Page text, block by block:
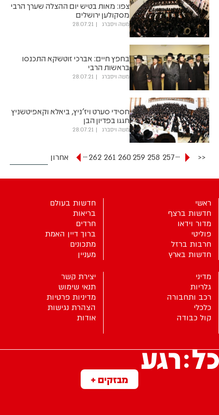
צפו: מאות בטיש יום ההצלה שערך הרבי
מסקולען ירושלים
משה ויסברג 28.07.21
בחפץ חיים: אברכי זוטשקא התכנסו
בראשות הרבי
משה ויסברג 28.07.21
חסידי סערט ויז'ניץ, ביאלא וקאפיטשניץ
חגגו בפדיון הבן
משה ויסברג 28.07.21
<<
...
257
258
259
260
261
262
... אחרון
מבזקים +
ראשי
חדשות ברצף
מדור וידאו
פוליטי
חרבות ברזל
חדשות בארץ
חדשות בעולם
בריאות
חרדים
ברוך דיין האמת
מתכונים
מעניין
מדיני
גלריות
רכב ותחבורה
כלכלי
קול כבודה
יצירת קשר
תנאי שימוש
מדיניות פרטיות
הצהרת נגישות
אודות